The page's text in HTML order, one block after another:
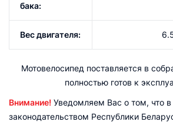
бака:
Вес двигателя:
Мотовелосипед поставляется в
полностью готов к
Внимание! Уведомляем Вас о том, что в
законодательством Республики